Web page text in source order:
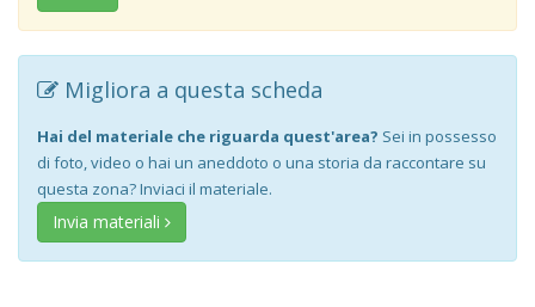
Migliora a questa scheda
Hai del materiale che riguarda quest'area? Sei in possesso
di foto, video o hai un aneddoto o una storia da raccontare su
questa zona? Inviaci il materiale.
Invia materiali